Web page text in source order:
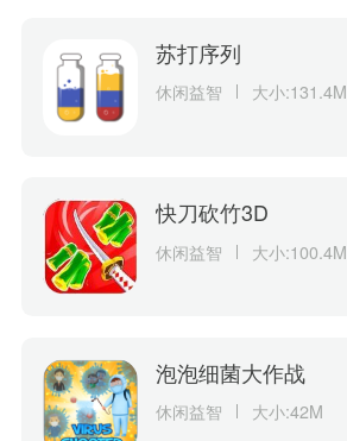
苏打序列
休闲益智 大小:131.4M
快刀砍竹3D
休闲益智 大小:100.4M
泡泡细菌大作战
休闲益智 大小:42M